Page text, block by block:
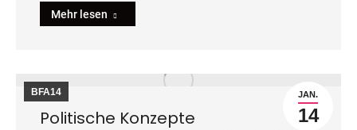
Mehr lesen
JAN.
14
BFA14
Politische Konzepte